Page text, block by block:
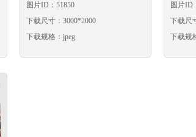
图片ID：51850
下载尺寸：3000*2000
下载规格：jpeg
图片ID
下载尺
下载规